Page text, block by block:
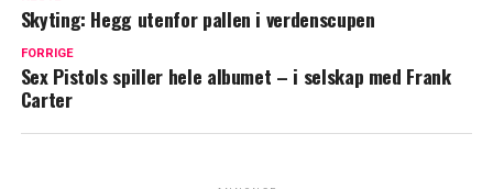
Skyting: Hegg utenfor pallen i verdenscupen
FORRIGE
Sex Pistols spiller hele albumet – i selskap med Frank
Carter